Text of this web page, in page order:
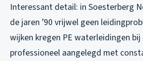
Interessant detail: in Soesterberg
de jaren ’90 vrijwel geen
wijken kregen PE waterleidingen
professioneel aangelegd met